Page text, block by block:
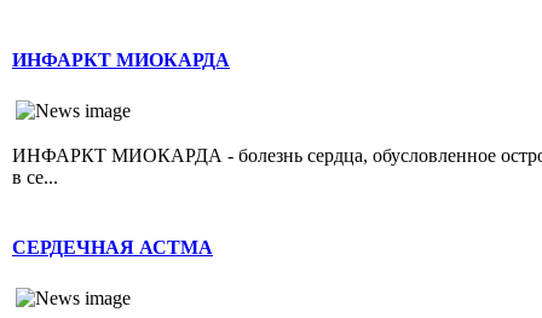
ИНФАРКТ МИОКАРДА
ИНФАРКТ МИОКАРДА - болезнь сердца, обусловленное острой
в се...
СЕРДЕЧНАЯ АСТМА